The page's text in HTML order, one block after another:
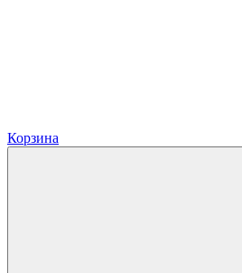
Корзина